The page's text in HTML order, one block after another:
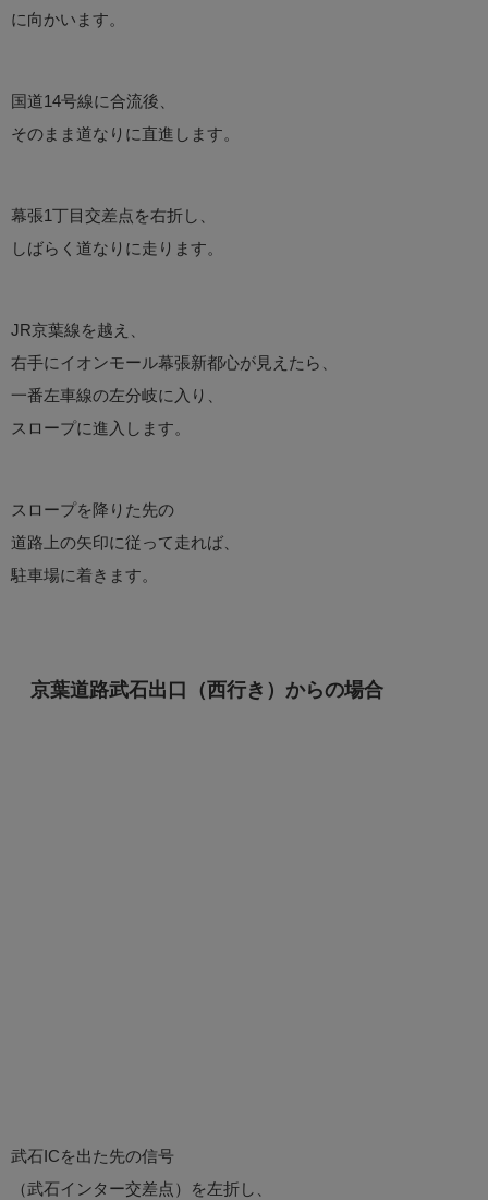
に向かいます。
国道14号線に合流後、
そのまま道なりに直進します。
幕張1丁目交差点を右折し、
しばらく道なりに走ります。
JR京葉線を越え、
右手にイオンモール幕張新都心が見えたら、
一番左車線の左分岐に入り、
スロープに進入します。
スロープを降りた先の
道路上の矢印に従って走れば、
駐車場に着きます。
京葉道路武石出口（西行き）からの場合
武石ICを出た先の信号
（武石インター交差点）を左折し、